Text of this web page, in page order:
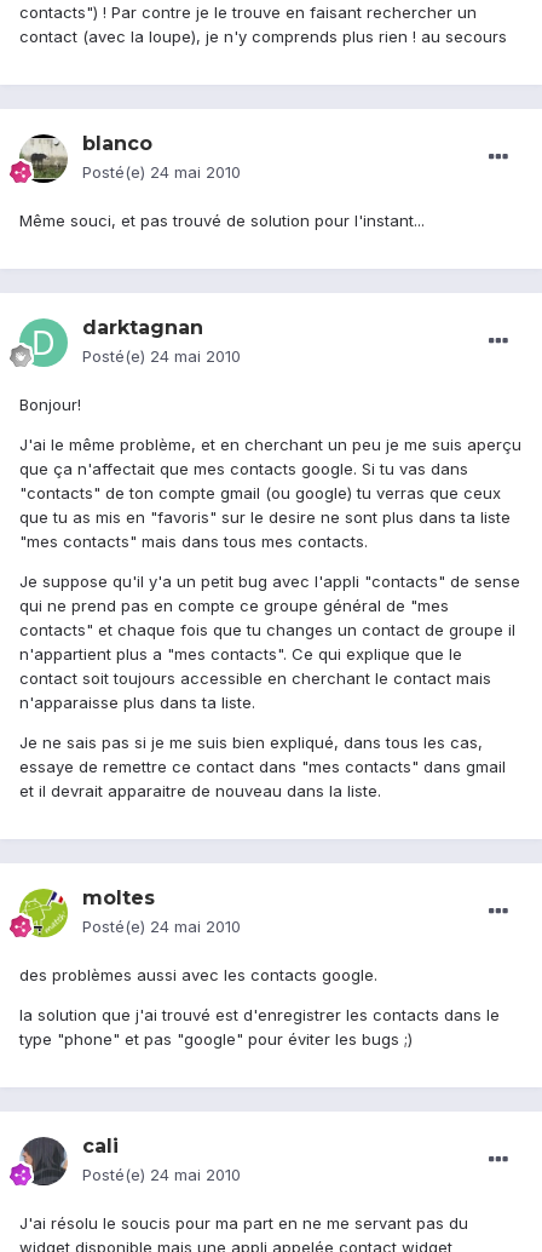
contacts") ! Par contre je le trouve en faisant rechercher un
contact (avec la loupe), je n'y comprends plus rien ! au secours
blanco
Posté(e) 24 mai 2010
Même souci, et pas trouvé de solution pour l'instant...
darktagnan
Posté(e) 24 mai 2010
Bonjour!
J'ai le même problème, et en cherchant un peu je me suis aperçu
que ça n'affectait que mes contacts google. Si tu vas dans
"contacts" de ton compte gmail (ou google) tu verras que ceux
que tu as mis en "favoris" sur le desire ne sont plus dans ta liste
"mes contacts" mais dans tous mes contacts.
Je suppose qu'il y'a un petit bug avec l'appli "contacts" de sense
qui ne prend pas en compte ce groupe général de "mes
contacts" et chaque fois que tu changes un contact de groupe il
n'appartient plus a "mes contacts". Ce qui explique que le
contact soit toujours accessible en cherchant le contact mais
n'apparaisse plus dans ta liste.
Je ne sais pas si je me suis bien expliqué, dans tous les cas,
essaye de remettre ce contact dans "mes contacts" dans gmail
et il devrait apparaitre de nouveau dans la liste.
moltes
Posté(e) 24 mai 2010
des problèmes aussi avec les contacts google.
la solution que j'ai trouvé est d'enregistrer les contacts dans le
type "phone" et pas "google" pour éviter les bugs ;)
cali
Posté(e) 24 mai 2010
J'ai résolu le soucis pour ma part en ne me servant pas du
widget disponible mais une appli appelée contact widget